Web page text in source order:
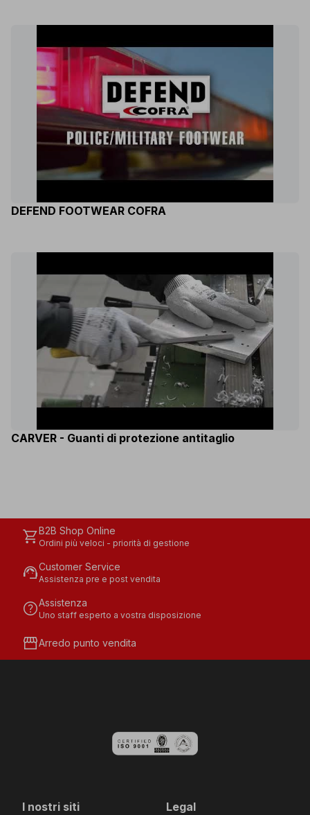
DEFEND FOOTWEAR COFRA
CARVER - Guanti di protezione antitaglio
shopping_cartB2B Shop Online
Ordini più veloci - priorità di gestione
support_agentCustomer Service
Assistenza pre e post vendita
helpAssistenza
Uno staff esperto a vostra disposizione
storefrontArredo punto vendita
I nostri siti Legal